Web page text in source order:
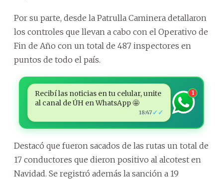
Por su parte, desde la Patrulla Caminera detallaron
los controles que llevan a cabo con el Operativo de
Fin de Año con un total de 487 inspectores en
puntos de todo el país.
Recibí las noticias en tu celular, unite
al canal de ÚH en WhatsApp 🤩
18:47 ✓✓
1
Destacó que fueron sacados de las rutas un total de
17 conductores que dieron positivo al alcotest en
Navidad. Se registró además la sanción a 19